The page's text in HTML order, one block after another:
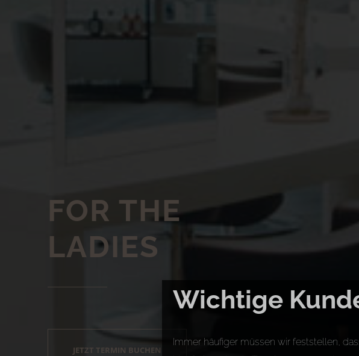
FOR THE
LADIES
JETZT TERMIN BUCHEN
Wichtige
Immer häufiger müssen wir feststellen,